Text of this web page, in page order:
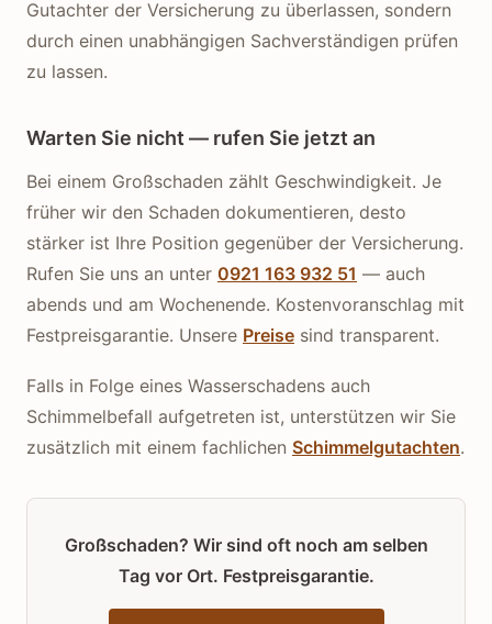
Gutachter der Versicherung zu überlassen, sondern
durch einen unabhängigen Sachverständigen prüfen
zu lassen.
Warten Sie nicht — rufen Sie jetzt an
Bei einem Großschaden zählt Geschwindigkeit. Je
früher wir den Schaden dokumentieren, desto
stärker ist Ihre Position gegenüber der Versicherung.
Rufen Sie uns an unter 0921 163 932 51 — auch
abends und am Wochenende. Kostenvoranschlag mit
Festpreisgarantie. Unsere Preise sind transparent.
Falls in Folge eines Wasserschadens auch
Schimmelbefall aufgetreten ist, unterstützen wir Sie
zusätzlich mit einem fachlichen Schimmelgutachten.
Großschaden? Wir sind oft noch am selben
Tag vor Ort. Festpreisgarantie.